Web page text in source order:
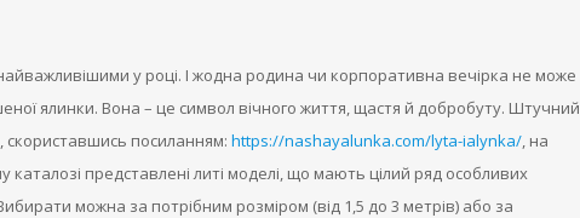
у році. І жодна родина чи корпоративна вечірка не може
ялинки. Вона – це символ вічного життя, щастя й добробуту. Штучний
посиланням: https://nashayalunka.com/lyta-ialynka/, на
каталозі представлені литі моделі, що мають цілий ряд особливих
можна за потрібним розміром (від 1,5 до 3 метрів) або за